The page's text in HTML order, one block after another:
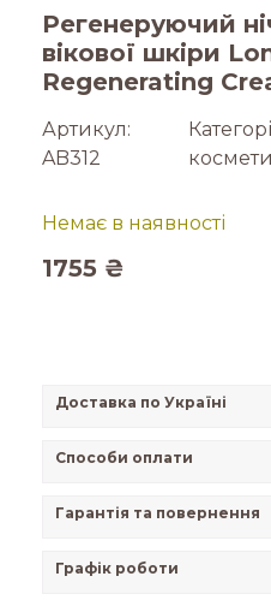
Регенеруючий
вікової шкіри
Regenerating
1755 ₴
Немає в наявності
Артикул:
AB312
Доставка по Україні
Способи оплати
Гарантія та повернення
Графік роботи